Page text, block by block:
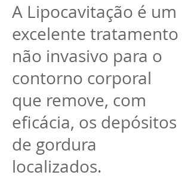
A Lipocavitação é um
excelente tratamento
não invasivo para o
contorno corporal
que remove, com
eficácia, os depósitos
de gordura
localizados.